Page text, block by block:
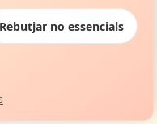
Rebutjar no essencials